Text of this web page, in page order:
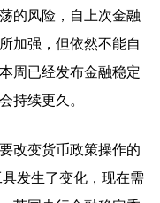
的风险，自上次金融
加强，但依然不能自
周已经发布金融稳定
持续更久。
变货币政策操作的
发生了变化，现在需